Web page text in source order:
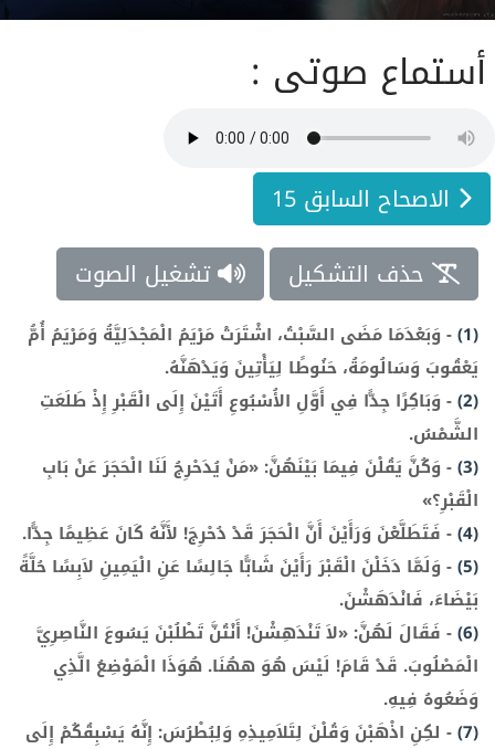
أستماع صوتى :
الاصحاح السابق 15
حذف التشكيل
تشغيل الصوت
(1)
- وَبَعْدَمَا مَضَى السَّبْتُ، اشْتَرَتْ مَرْيَمُ الْمَجْدَلِيَّةُ وَمَرْيَمُ أُمُّ
يَعْقُوبَ وَسَالُومَةُ، حَنُوطًا لِيَأْتِينَ وَيَدْهَنَّهُ.
(2)
- وَبَاكِرًا جِدًّا فِي أَوَّلِ الأُسْبُوعِ أَتَيْنَ إِلَى الْقَبْرِ إِذْ طَلَعَتِ
الشَّمْسُ.
(3)
- وَكُنَّ يَقُلْنَ فِيمَا بَيْنَهُنَّ: «مَنْ يُدَحْرِجُ لَنَا الْحَجَرَ عَنْ بَابِ
الْقَبْرِ؟»
(4)
- فَتَطَلَّعْنَ وَرَأَيْنَ أَنَّ الْحَجَرَ قَدْ دُحْرِجَ! لأَنَّهُ كَانَ عَظِيمًا جِدًّا.
(5)
- وَلَمَّا دَخَلْنَ الْقَبْرَ رَأَيْنَ شَابًّا جَالِسًا عَنِ الْيَمِينِ لاَبِسًا حُلَّةً
بَيْضَاءَ، فَانْدَهَشْنَ.
(6)
- فَقَالَ لَهُنَّ: «لاَ تَنْدَهِشْنَ! أَنْتُنَّ تَطْلُبْنَ يَسُوعَ النَّاصِرِيَّ
الْمَصْلُوبَ. قَدْ قَامَ! لَيْسَ هُوَ ههُنَا. هُوَذَا الْمَوْضِعُ الَّذِي
وَضَعُوهُ فِيهِ.
(7)
- لكِنِ اذْهَبْنَ وَقُلْنَ لِتَلاَمِيذِهِ وَلِبُطْرُسَ: إِنَّهُ يَسْبِقُكُمْ إِلَى